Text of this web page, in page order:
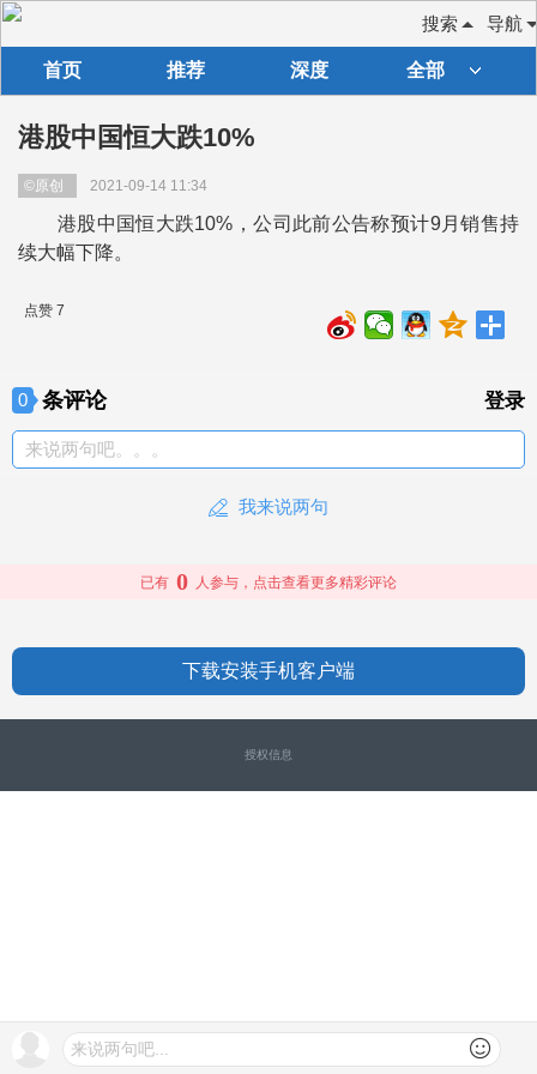
导航
搜索
首页 推荐 深度 全部
港股中国恒大跌10%
©原创 2021-09-14 11:34
港股中国恒大跌10%，公司此前公告称预计9月销售持
续大幅下降。
点赞 7
0 条评论 登录
来说两句吧。。。
我来说两句
来说两句吧...
已有 0 人参与，点击查看更多精彩评论
下载安装手机客户端
授权信息